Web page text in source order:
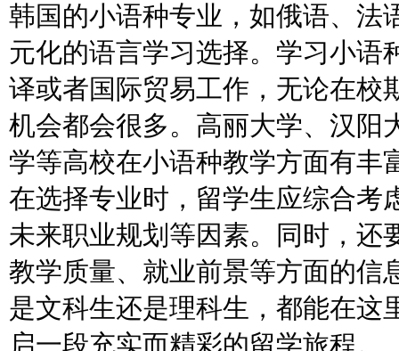
韩国的小语种专业，如俄语、法
元化的语言学习选择。学习小语
译或者国际贸易工作，无论在校
机会都会很多。高丽大学、汉阳
学等高校在小语种教学方面有丰
在选择专业时，留学生应综合考
未来职业规划等因素。同时，还
教学质量、就业前景等方面的信
是文科生还是理科生，都能在这
启一段充实而精彩的留学旅程。